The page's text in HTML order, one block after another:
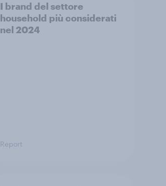
I brand del settore
household più considerati
nel 2024
Report